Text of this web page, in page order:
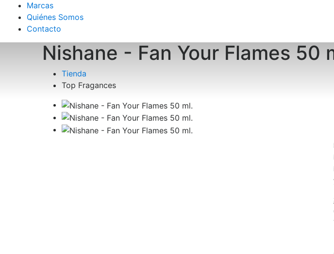
Marcas
Quiénes Somos
Contacto
Nishane - Fan Your Flames 50
Tienda
Top Fragances